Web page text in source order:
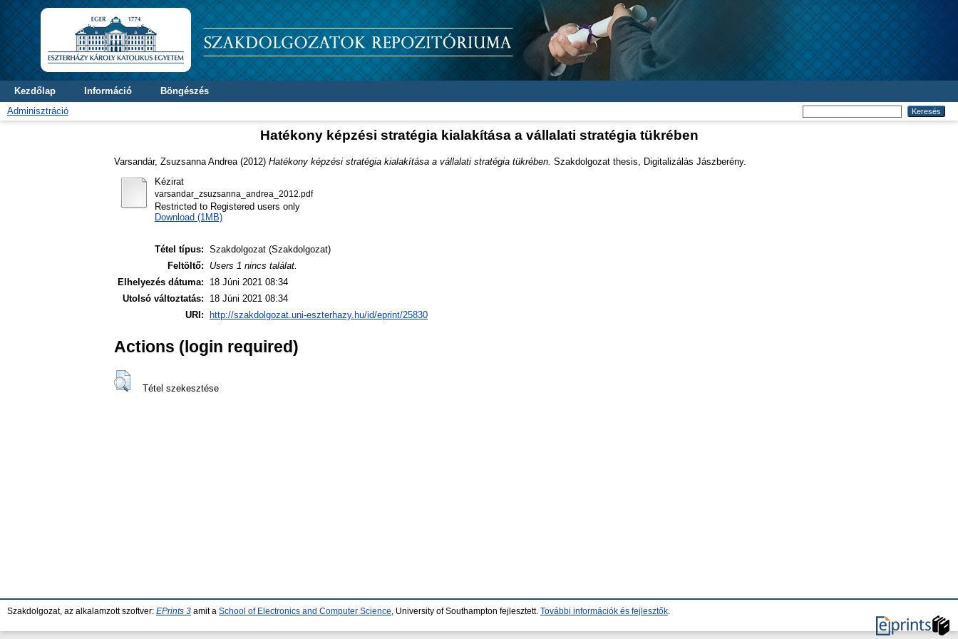
Kezdőlap Információ
Böngészés
Adminisztráció
Hatékony képzési stratégia kialakítása a vállalati stratégia tükrében
Varsandár, Zsuzsanna Andrea (2012) Hatékony képzési stratégia kialakítása a vállalati stratégia tükrében. Szakdolgozat thesis, Digitalizálás Jászberény.
Kézirat
varsandar_zsuzsanna_andrea_2012.pdf
Restricted to Registered users only
Download (1MB)
Tétel típus: Szakdolgozat (Szakdolgozat)
Feltöltő:
Users 1 nincs találat.
Elhelyezés dátuma:
18 Júni 2021 08:34
Utolsó változtatás:
18 Júni 2021 08:34
URI:
http://szakdolgozat.uni-eszterhazy.hu/id/eprint/25830
Actions (login required)
Tétel szekesztése
Szakdolgozat, az alkalamzott szoftver: EPrints 3 amit a School of Electronics and Computer Science , University of Southampton fejlesztett. További információk és fejlesztők